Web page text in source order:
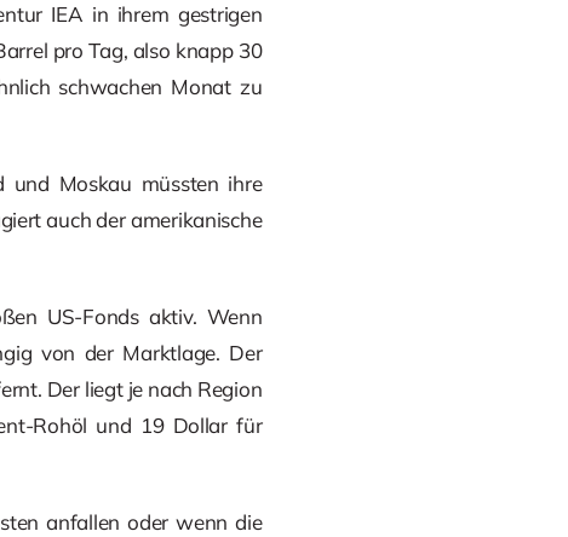
IEA in ihrem gestrigen
pro Tag, also knapp 30
schwachen Monat zu
und Moskau müssten ihre
auch der amerikanische
US-Fonds aktiv. Wenn
von der Marktlage. Der
Der liegt je nach Region
Rohöl und 19 Dollar für
anfallen oder wenn die